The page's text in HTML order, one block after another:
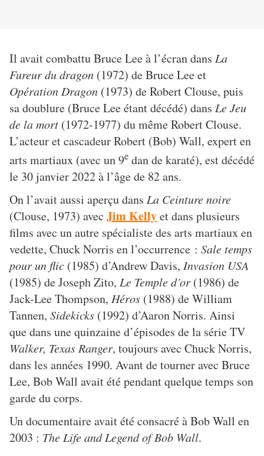
Il avait combattu Bruce Lee à l’écran dans La
Fureur du dragon (1972) de Bruce Lee et
Opération Dragon (1973) de Robert Clouse, puis
sa doublure (Bruce Lee étant décédé) dans Le Jeu
de la mort (1972-1977) du même Robert Clouse.
L’acteur et cascadeur Robert (Bob) Wall, expert en
arts martiaux (avec un 9e dan de karaté), est décédé
le 30 janvier 2022 à l’âge de 82 ans.
On l’avait aussi aperçu dans La Ceinture noire
(Clouse, 1973) avec Jim Kellyet dans plusieurs
films avec un autre spécialiste des arts martiaux en
vedette, Chuck Norris en l’occurrence : Sale temps
pour un flic (1985) d’Andrew Davis, Invasion USA
(1985) de Joseph Zito, Le Temple d’or (1986) de
Jack-Lee Thompson, Héros (1988) de William
Tannen, Sidekicks (1992) d’Aaron Norris. Ainsi
que dans une quinzaine d’épisodes de la série TV
Walker, Texas Ranger, toujours avec Chuck Norris,
dans les années 1990. Avant de tourner avec Bruce
Lee, Bob Wall avait été pendant quelque temps son
garde du corps.
Un documentaire avait été consacré à Bob Wall en
2003 : The Life and Legend of Bob Wall.